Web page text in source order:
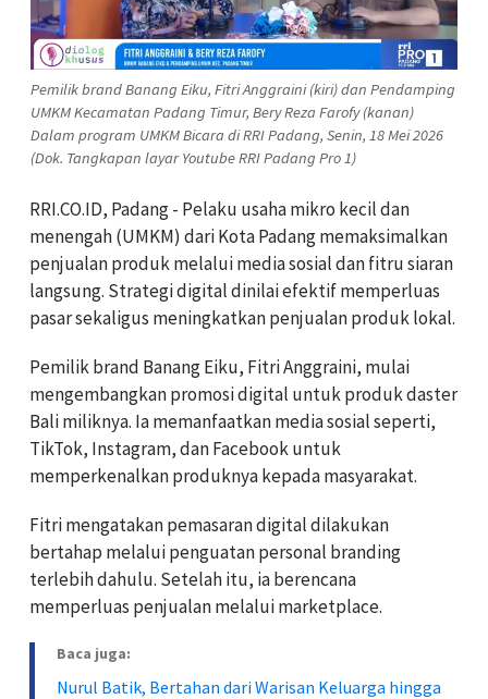
Pemilik brand Banang Eiku, Fitri Anggraini (kiri) dan Pendamping
UMKM Kecamatan Padang Timur, Bery Reza Farofy (kanan)
Dalam program UMKM Bicara di RRI Padang, Senin, 18 Mei 2026
(Dok. Tangkapan layar Youtube RRI Padang Pro 1)
RRI.CO.ID, Padang - Pelaku usaha mikro kecil dan
menengah (UMKM) dari Kota Padang memaksimalkan
penjualan produk melalui media sosial dan fitru siaran
langsung. Strategi digital dinilai efektif memperluas
pasar sekaligus meningkatkan penjualan produk lokal.
Pemilik brand Banang Eiku, Fitri Anggraini, mulai
mengembangkan promosi digital untuk produk daster
Bali miliknya. Ia memanfaatkan media sosial seperti,
TikTok, Instagram, dan Facebook untuk
memperkenalkan produknya kepada masyarakat.
Fitri mengatakan pemasaran digital dilakukan
bertahap melalui penguatan personal branding
terlebih dahulu. Setelah itu, ia berencana
memperluas penjualan melalui marketplace.
Baca juga:
Nurul Batik, Bertahan dari Warisan Keluarga hingga